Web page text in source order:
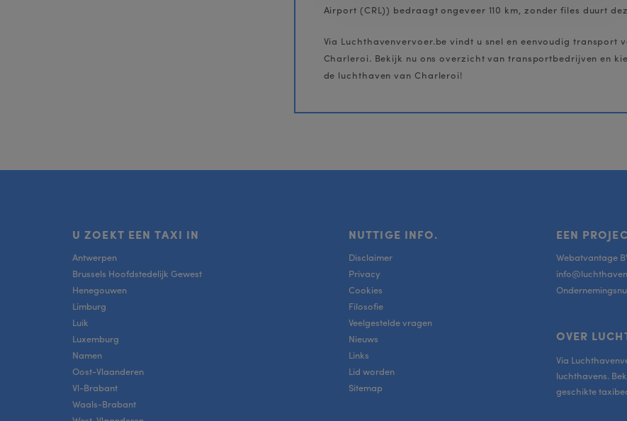
Airport (CRL)) bedraagt ongeveer 110 km, zonder files duurt
Via Luchthavenvervoer.be vindt u snel en eenvoudig transport
Charleroi. Bekijk nu ons overzicht van transportbedrijven en
de luchthaven van Charleroi!
U ZOEKT EEN TAXI IN
Antwerpen
Brussels Hoofdstedelijk Gewest
Henegouwen
Limburg
Luik
Luxemburg
Namen
Oost-Vlaanderen
Vl-Brabant
Waals-Brabant
NUTTIGE INFO.
Disclaimer
Privacy
Cookies
Filosofie
Veelgestelde vragen
Nieuws
Links
Lid worden
Sitemap
EEN
Webatvantage
OVER
Via
luchthavens.
geschikte